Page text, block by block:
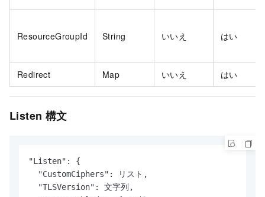
ResourceGroupId String いいえ はい
Redirect Map いいえ はい
Listen 構文
"Listen": {
  "CustomCiphers": リスト,
  "TLSVersion": 文字列,